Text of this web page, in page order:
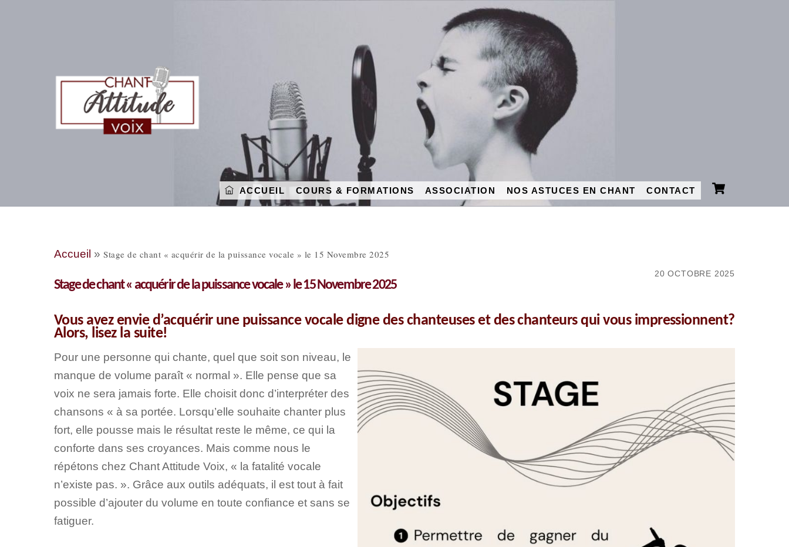
ACCUEIL COURS & FORMATIONS ASSOCIATION NOS ASTUCES EN CHANT CONTACT
Accueil » Stage de chant « acquérir de la puissance vocale » le 15 Novembre 2025
20 OCTOBRE 2025
Stage de chant « acquérir de la puissance vocale » le 15 Novembre 2025
Vous avez envie d’acquérir une puissance vocale digne des chanteuses et des chanteurs qui vous impressionnent?
Alors, lisez la suite!
Pour une personne qui chante, quel que soit son niveau, le
manque de volume paraît « normal ». Elle pense que sa
voix ne sera jamais forte. Elle choisit donc d’interpréter des
chansons « à sa portée. Lorsqu’elle souhaite chanter plus
fort, elle pousse mais le résultat reste le même, ce qui la
conforte dans ses croyances. Mais comme nous le
répétons chez Chant Attitude Voix, « la fatalité vocale
n’existe pas. ». Grâce aux outils adéquats, il est tout à fait
possible d’ajouter du volume en toute confiance et sans se
fatiguer.